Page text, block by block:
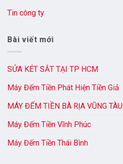
Tin công ty
Bài viết mới
SỬA KÉT SẮT TẠI TP HCM
Máy Đếm Tiền Phát Hiện Tiền Giả
MÁY ĐẾM TIỀN BÀ RỊA VŨNG TÀU
Máy Đếm Tiền Vĩnh Phúc
Máy Đếm Tiền Thái Bình